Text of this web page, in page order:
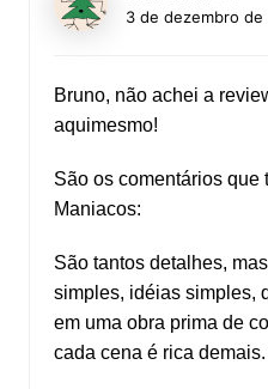
3 de dezembro de
Bruno, não achei a
aquimesmo!
São os comentários que
Maniacos:
São tantos detalhes,
simples, idéias simples,
em uma obra prima de
cada cena é rica demais.